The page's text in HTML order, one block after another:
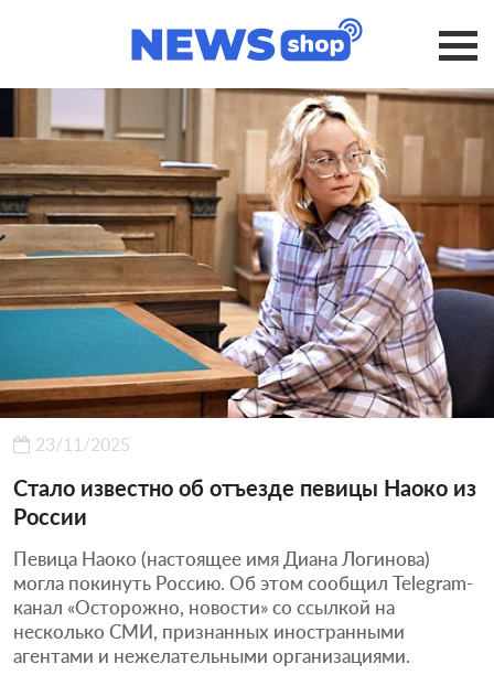
23/11/2025
Стало известно об отъезде певицы Наоко из
России
Певица Наоко (настоящее имя Диана Логинова)
могла покинуть Россию. Об этом сообщил Telegram-
канал «Осторожно, новости» со ссылкой на
несколько СМИ, признанных иностранными
агентами и нежелательными организациями.